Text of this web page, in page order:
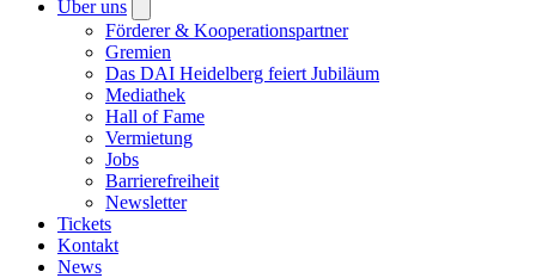
Über uns
submenu
Förderer & Kooperationspartner
Gremien
Das DAI Heidelberg feiert Jubiläum
Mediathek
Hall of Fame
Vermietung
Jobs
Barrierefreiheit
Newsletter
Tickets
Kontakt
News